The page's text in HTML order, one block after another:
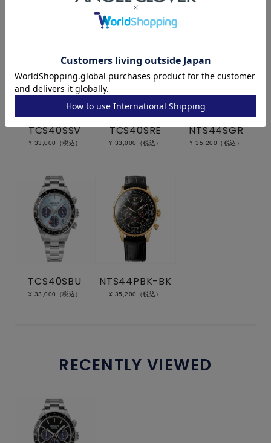
TCS40SSV
¥ 33,000（税込）
TCS40SRE
¥ 33,000（税込）
NTS44SGR
¥ 35,200（税込）
TCS40SBU
¥ 33,000（税込）
NTS44PBK-BK
¥ 35,200（税込）
RECENTLY VIEWED